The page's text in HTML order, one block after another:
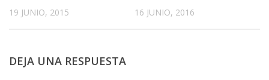
19 JUNIO, 2015 16 JUNIO, 2016
DEJA UNA RESPUESTA